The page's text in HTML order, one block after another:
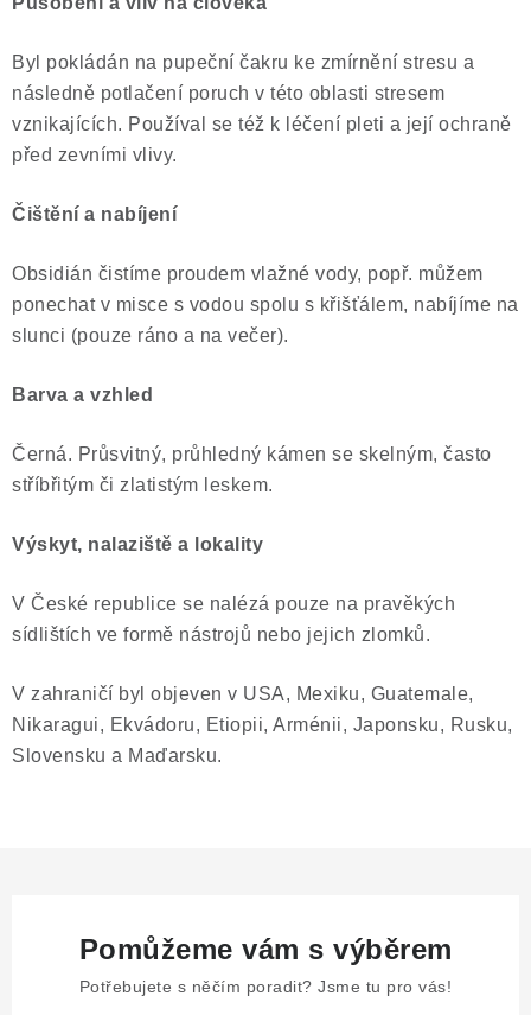
NALEZIŠTĚ
NÁŠ PŘÍBĚH
VIDEOGALERIE
KONTAKT
MISTROVSKÉ KRYSTALY
Obchodní podmínky
Puncovní značky
Výkup minerálů a drahých kamenů
Formulář pro uplatnění reklamace
Formulář pro odstoupení od smlouvy
Byl pokládán na pupeční čakru ke zmírnění stresu a
následně potlačení poruch v této oblasti stresem
vznikajících. Používal se též k léčení pleti a její ochraně
před zevními vlivy.
Čištění a nabíjení
Obsidián čistíme proudem vlažné vody, popř. můžem
ponechat v misce s vodou spolu s křišťálem, nabíjíme na
slunci (pouze ráno a na večer).
Barva a vzhled
Černá. Průsvitný, průhledný kámen se skelným, často
stříbřitým či zlatistým leskem.
Výskyt, nalaziště a lokality
V České republice se nalézá pouze na pravěkých
sídlištích ve formě nástrojů nebo jejich zlomků.
V zahraničí byl objeven v USA, Mexiku, Guatemale,
Nikaragui, Ekvádoru, Etiopii, Arménii, Japonsku, Rusku,
Slovensku a Maďarsku.
Pomůžeme vám s výběrem
Potřebujete s něčím poradit? Jsme tu pro vás!